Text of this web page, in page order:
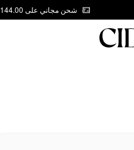
شحن مجاني على AED 144.00